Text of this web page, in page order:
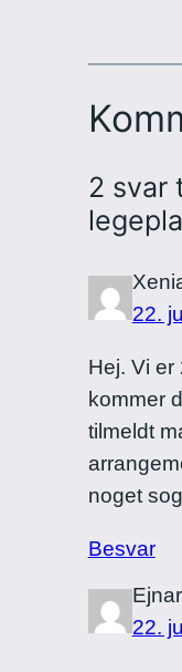
2 svar
22.
Hej. Vi
kommer
tilmeldt
noget
Besvar
22.